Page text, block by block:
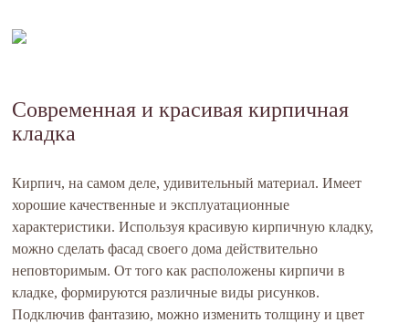
Современная и красивая кирпичная
кладка
Кирпич, на самом деле, удивительный материал. Имеет
хорошие качественные и эксплуатационные
характеристики. Используя красивую кирпичную кладку,
можно сделать фасад своего дома действительно
неповторимым. От того как расположены кирпичи в
кладке, формируются различные виды рисунков.
Подключив фантазию, можно изменить толщину и цвет